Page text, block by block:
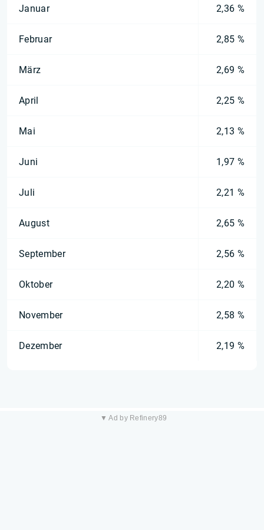
Januar 2,36 %
Februar 2,85 %
März 2,69 %
April 2,25 %
Mai 2,13 %
Juni 1,97 %
Juli 2,21 %
August 2,65 %
September 2,56 %
Oktober 2,20 %
November 2,58 %
Dezember 2,19 %
▼ Ad by Refinery89